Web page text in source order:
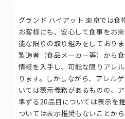
グランド ハイアット 東京では食
お客様にも、安心して食事をお
能な限りの取り組みをしておりま
製造者（食品メーカー等）から
情報を入手し、可能な限りアレ
ります。しかしながら、アレル
いては表示義務があるものの、
準ずる20品目については表示を
ついては表示推奨もないことか